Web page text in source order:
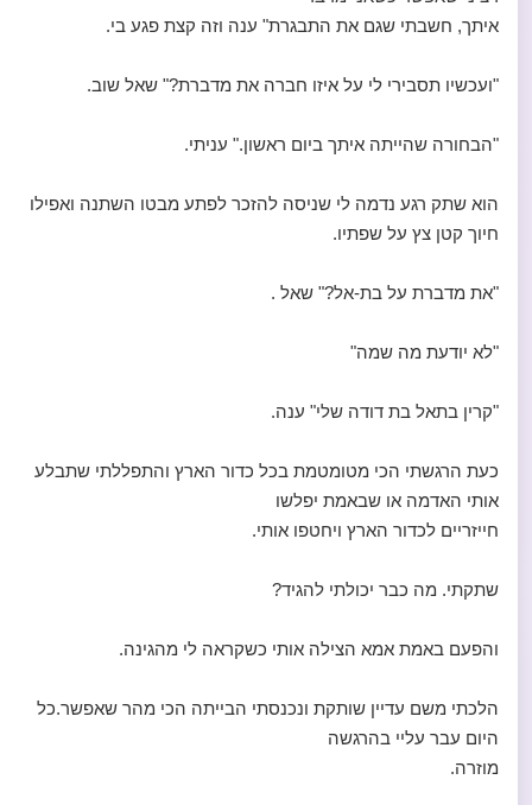
איתך, חשבתי שגם את התבגרת" ענה וזה קצת פגע בי.
"ועכשיו תסבירי לי על איזו חברה את מדברת?" שאל שוב.
"הבחורה שהייתה איתך ביום ראשון." עניתי.
הוא שתק רגע נדמה לי שניסה להזכר לפתע מבטו השתנה ואפילו
חיוך קטן צץ על שפתיו.
"את מדברת על בת-אל?" שאל .
"לא יודעת מה שמה"
"קרין בתאל בת דודה שלי" ענה.
כעת הרגשתי הכי מטומטמת בכל כדור הארץ והתפללתי שתבלע
אותי האדמה או שבאמת יפלשו
חייזריים לכדור הארץ ויחטפו אותי.
שתקתי. מה כבר יכולתי להגיד?
והפעם באמת אמא הצילה אותי כשקראה לי מהגינה.
הלכתי משם עדיין שותקת ונכנסתי הבייתה הכי מהר שאפשר.כל
היום עבר עליי בהרגשה
מוזרה.